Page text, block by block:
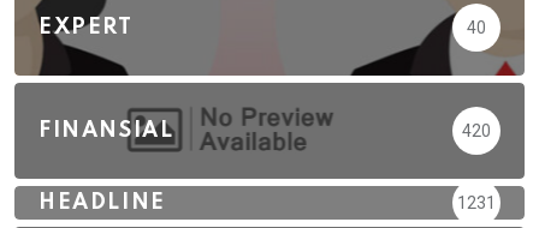
EXPERT 40
FINANSIAL 420
HEADLINE 1231